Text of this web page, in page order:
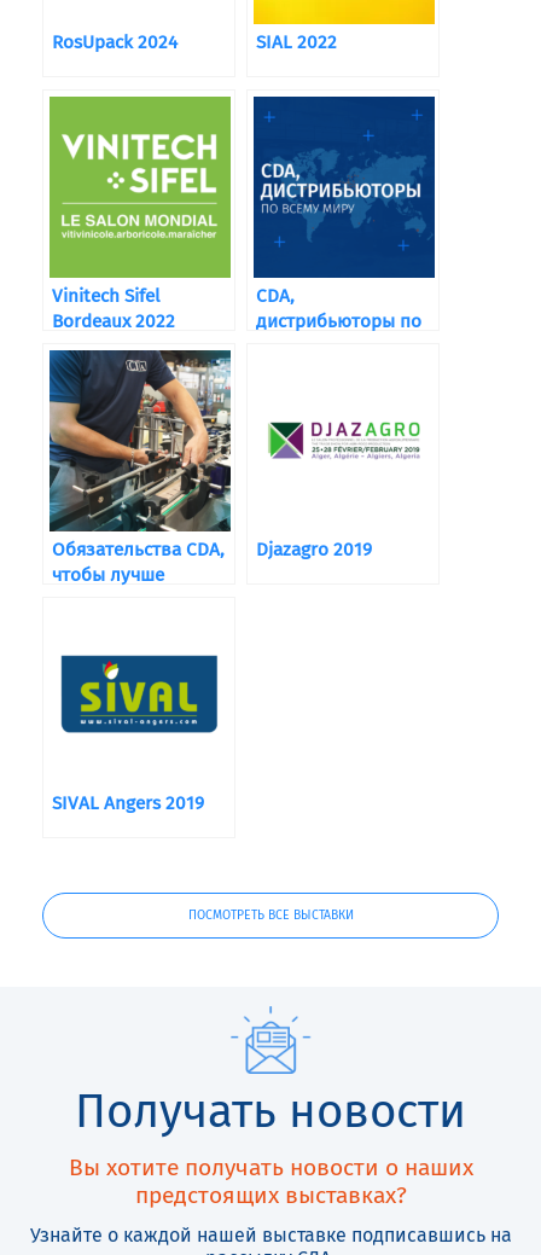
RosUpack 2024 SIAL 2022
Vinitech Sifel
Bordeaux 2022
CDA,
дистрибьюторы по
Обязательства CDA,
чтобы лучше
Djazagro 2019
SIVAL Angers 2019
ПОСМОТРЕТЬ ВСЕ ВЫСТАВКИ
Получать новости
Вы хотите получать новости о наших
предстоящих выставках?
Узнайте о каждой нашей выставке подписавшись на